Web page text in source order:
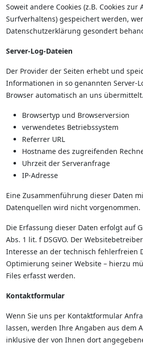
Soweit andere Cookies (z.B. Cookies zur
Surfverhaltens) gespeichert werden,
Datenschutzerklärung gesondert
Server-Log-Dateien
Der Provider der Seiten erhebt und
Informationen in so genannten Server-
Browser automatisch an uns
Browsertyp und Browserversion
verwendetes Betriebssystem
Referrer URL
Hostname des zugreifenden
Uhrzeit der Serveranfrage
IP-Adresse
Eine Zusammenführung dieser Daten
Datenquellen wird nicht vorgenommen.
Die Erfassung dieser Daten erfolgt auf
Abs. 1 lit. f DSGVO. Der
Interesse an der technisch fehlerfreien
Optimierung seiner Website – hierzu
Files erfasst werden.
Kontaktformular
Wenn Sie uns per Kontaktformular
lassen, werden Ihre Angaben aus dem
inklusive der von Ihnen dort